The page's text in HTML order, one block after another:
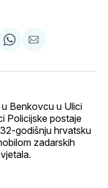
Sharepodijeli
Benkovcu u Ulici
Policijske postaje
godišnju hrvatsku
zadarskih